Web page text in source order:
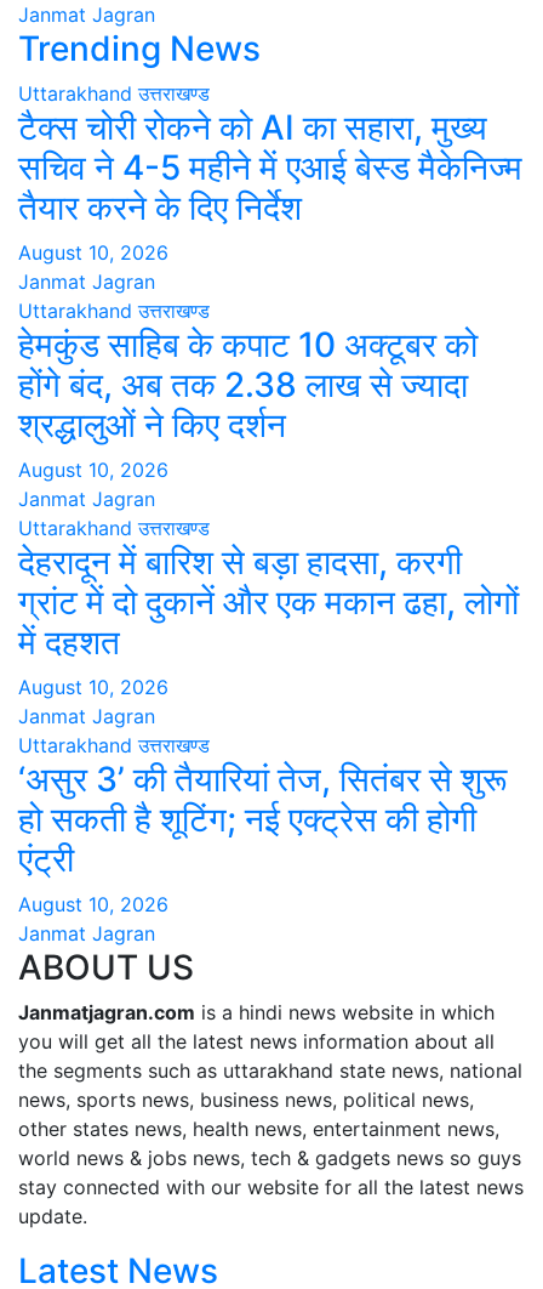
Janmat Jagran
Trending News
Uttarakhand उत्तराखण्ड
टैक्स चोरी रोकने को AI का सहारा, मुख्य
सचिव ने 4-5 महीने में एआई बेस्ड मैकेनिज्म
तैयार करने के दिए निर्देश
August 10, 2026
Janmat Jagran
Uttarakhand उत्तराखण्ड
हेमकुंड साहिब के कपाट 10 अक्टूबर को
होंगे बंद, अब तक 2.38 लाख से ज्यादा
श्रद्धालुओं ने किए दर्शन
August 10, 2026
Janmat Jagran
Uttarakhand उत्तराखण्ड
देहरादून में बारिश से बड़ा हादसा, करगी
ग्रांट में दो दुकानें और एक मकान ढहा, लोगों
में दहशत
August 10, 2026
Janmat Jagran
Uttarakhand उत्तराखण्ड
‘असुर 3’ की तैयारियां तेज, सितंबर से शुरू
हो सकती है शूटिंग; नई एक्ट्रेस की होगी
एंट्री
August 10, 2026
Janmat Jagran
ABOUT US
Janmatjagran.com is a hindi news website in which
you will get all the latest news information about all
the segments such as uttarakhand state news, national
news, sports news, business news, political news,
other states news, health news, entertainment news,
world news & jobs news, tech & gadgets news so guys
stay connected with our website for all the latest news
update.
Latest News